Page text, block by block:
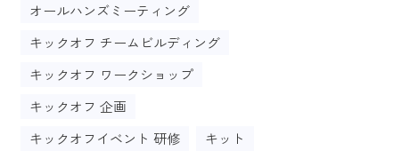
オールハンズミーティング
キックオフ チームビルディング
キックオフ ワークショップ
キックオフ 企画
キックオフイベント 研修
キット